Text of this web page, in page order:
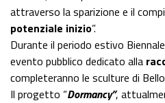
attraverso la sparizione e il
potenziale inizio”.
Durante il periodo estivo
evento pubblico dedicato alla
completeranno le sculture di
Il progetto “Dormancy”,